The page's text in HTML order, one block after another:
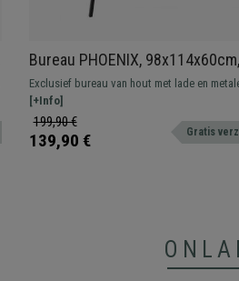
Bureau PHOENIX, 98x114x60cm,
Industriële stijl, met Lade,
houtkleur MDF en Zwart Metaal
Exclusief bureau van hout met lade en
poten. Industrieel ontwerp van uitstekende
en met perfecte afwerking.
[+Info]
199,90 €
139,90 € Gratis